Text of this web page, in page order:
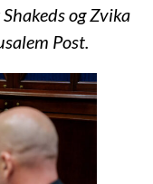
og Zvika
Post.